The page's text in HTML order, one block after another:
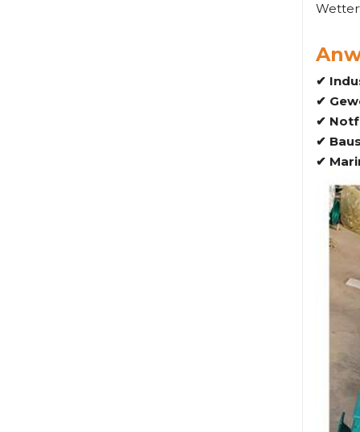
✔
✔
✔
✔
✔